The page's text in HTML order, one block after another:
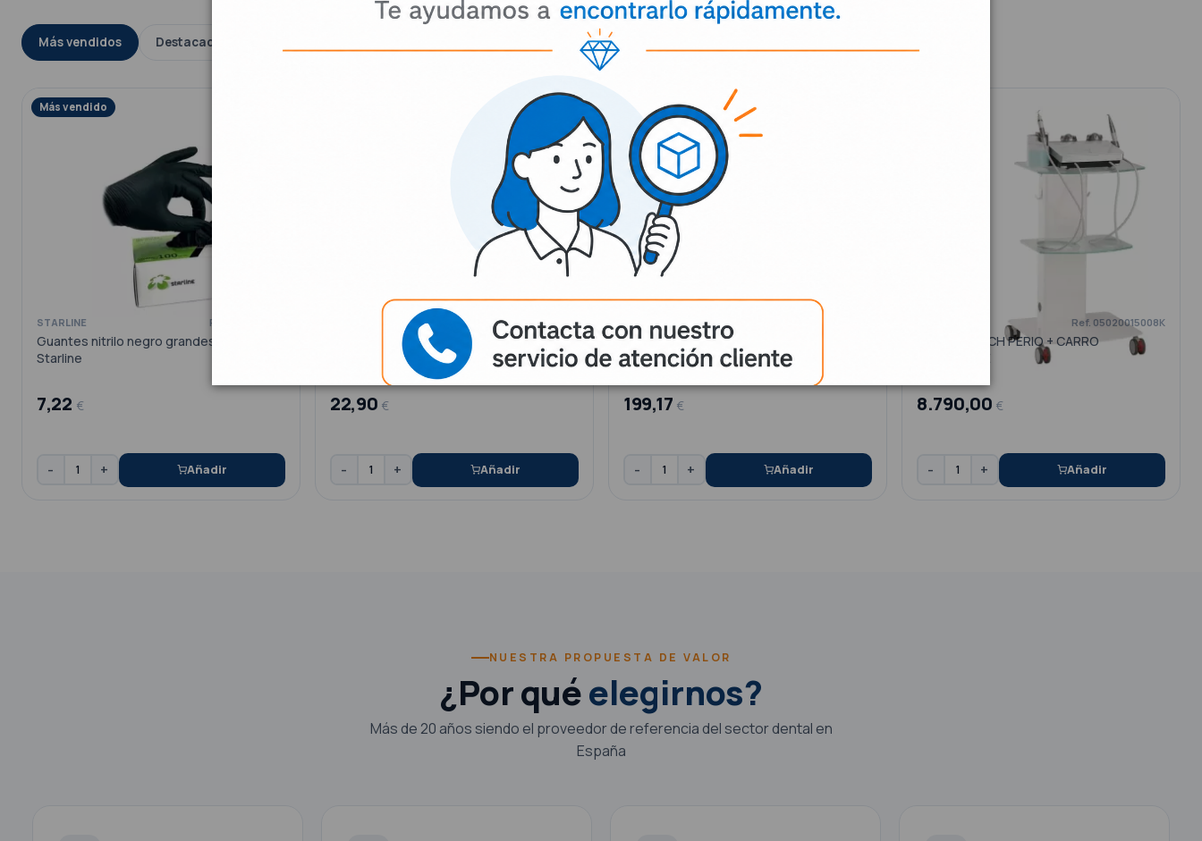
Más vendidos Destacados
Más vendido
STARLINE Ref. VE33548-B
Guantes nitrilo negro grandes 100u.
Starline
7,22 €
- + Añadir
Ref. 16-189
DENTASEPT ULTRA
DESINF.INSTRUMENT.5L.
22,90 €
- + Añadir
FRESERO KOMET PTD + PROTESIS II Y III
Universidad de Sevilla
199,17 €
- + Añadir
Ref. 05020015008K
COMBI TOUCH PERIO + CARRO
8.790,00 €
- + Añadir
NUESTRA PROPUESTA DE VALOR
¿Por quéelegirnos?
Más de 20 años siendo el proveedor de referencia del sector dental en
España